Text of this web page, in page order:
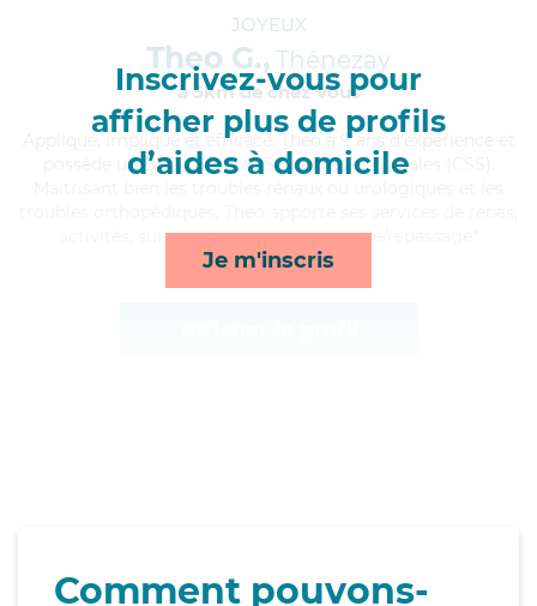
Inscrivez-vous pour
afficher plus de profils
d’aides à domicile
Je m'inscris
JOYEUX
Theo G., Thénezay
à 5km de chez Vous
, impliqué et efficace, Theo a 9 ans d'expérience et
possède un BEP Carrières Sanitaires et Sociales (CSS).
activités, surveillance de nuit et lessive/repassage*
Comment pouvons-